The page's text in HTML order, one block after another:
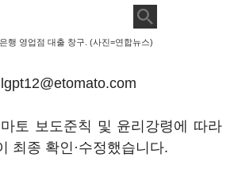
행 영업점 대출 창구. (사진=연합뉴스)
토 보도준칙 및 윤리강령에 따라
최종 확인·수정했습니다.